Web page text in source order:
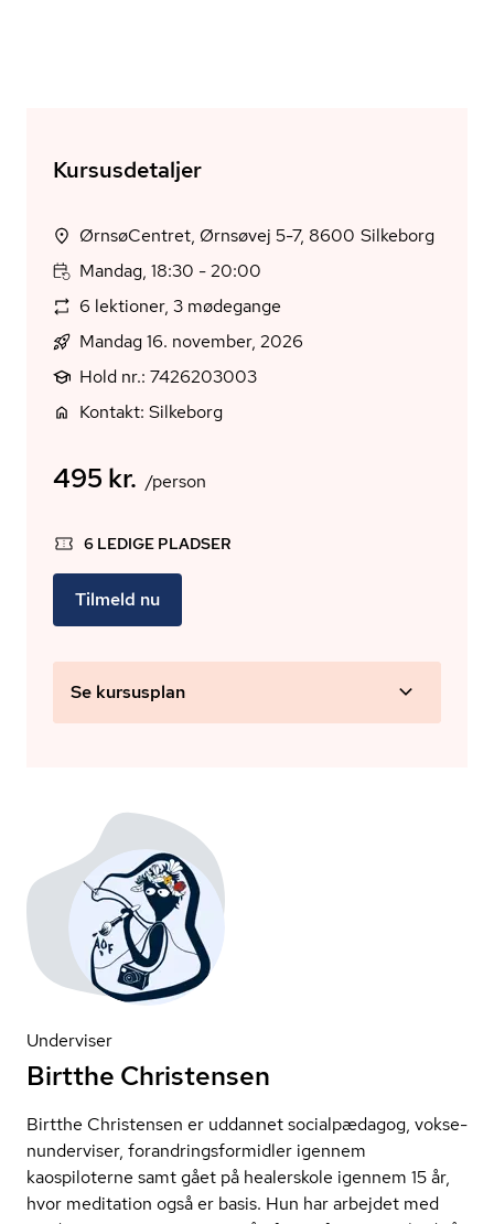
Kursusdetaljer
ØrnsøCentret, Ørnsøvej 5-7, 8600 Silkeborg
Mandag, 18:30 - 20:00
6 lektioner, 3 mødegange
Mandag 16. november, 2026
Hold nr.: 7426203003
Kontakt: Silkeborg
495 kr. /person
6 LEDIGE PLADSER
Tilmeld nu
Se kursusplan
Underviser
Birtthe Christensen
Birtthe Christensen er uddannet socialpædagog, vok­se­
nun­der­vi­ser, for­an­drings­for­mid­ler igennem
kaospiloterne samt gået på healerskole igennem 15 år,
hvor meditation også er basis. Hun har arbejdet med